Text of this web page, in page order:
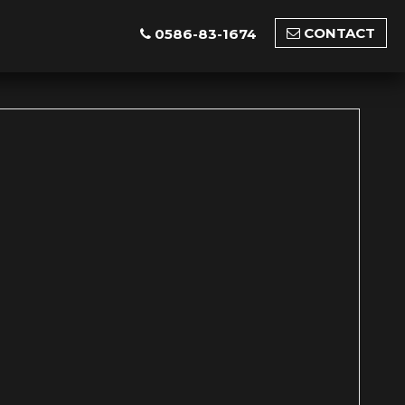
0586-83-1674 CONTACT